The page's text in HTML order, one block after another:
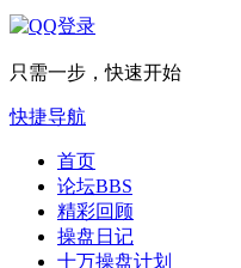
只需一步，快速开始
快捷导航
首页
论坛BBS
精彩回顾
操盘日记
十万操盘计划